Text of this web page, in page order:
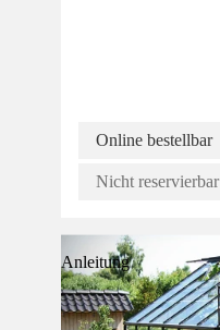
Online bestellbar
Nicht reservierbar
Anleitung